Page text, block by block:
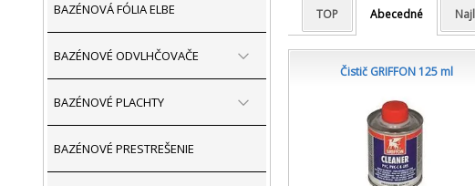
BAZÉNOVÁ FÓLIA ELBE
BAZÉNOVÉ ODVLHČOVAČE
BAZÉNOVÉ PLACHTY
BAZÉNOVÉ PRESTREŠENIE
TOP Abecedné
Čistič GRIFFON 125 ml